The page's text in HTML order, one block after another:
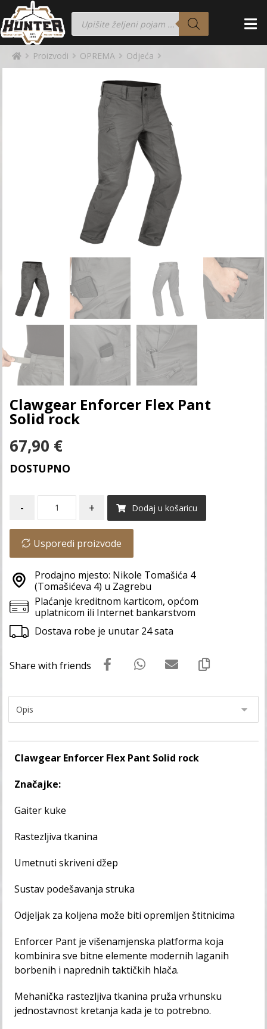
Proizvodi OPREMA Odjeća
Clawgear Enforcer Flex Pant
Solid rock
67,90 €
DOSTUPNO
- + Dodaj u košaricu
Usporedi proizvode
Prodajno mjesto: Nikole Tomašića 4
(Tomašićeva 4) u Zagrebu
Plaćanje kreditnom karticom, općom
uplatnicom ili Internet bankarstvom
Dostava robe je unutar 24 sata
Clawgear Enforcer Flex Pant Solid rock
Značajke:
Gaiter kuke
Rastezljiva tkanina
Umetnuti skriveni džep
Sustav podešavanja struka
Odjeljak za koljena može biti opremljen štitnicima
Enforcer Pant je višenamjenska platforma koja
kombinira sve bitne elemente modernih laganih
borbenih i naprednih taktičkih hlača.
Mehanička rastezljiva tkanina pruža vrhunsku
jednostavnost kretanja kada je to potrebno.